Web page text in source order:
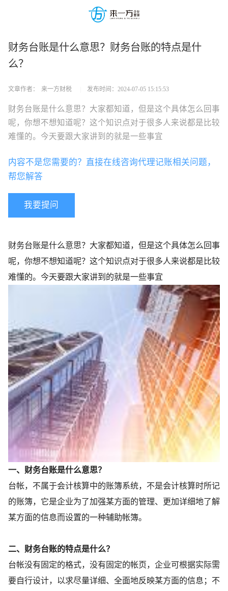
财务台账是什么意思？财务台账的特点是什
么？
文章作者： 来一方财税 发布时间：2024-07-05 15:15:53
财务台账是什么意思？大家都知道，但是这个具体怎么回事
呢，你想不想知道呢？这个知识点对于很多人来说都是比较
难懂的。今天要跟大家讲到的就是一些事宜
我要提问
内容不是您需要的？直接在线咨询代理记账相关问题，
帮您解答
财务台账是什么意思？大家都知道，但是这个具体怎么回事
呢，你想不想知道呢？这个知识点对于很多人来说都是比较
难懂的。今天要跟大家讲到的就是一些事宜
一、财务台账是什么意思？
台帐，不属于会计核算中的账簿系统，不是会计核算时所记
的账簿，它是企业为了加强某方面的管理、更加详细地了解
某方面的信息而设置的一种辅助帐簿。
二、财务台账的特点是什么？
台帐没有固定的格式，没有固定的帐页，企业可根据实际需
要自行设计，以求尽量详细、全面地反映某方面的信息；不